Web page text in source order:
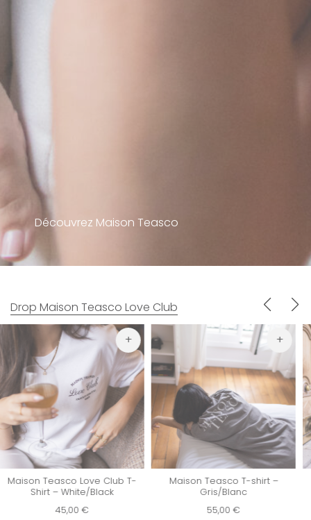
Découvrez Maison Teasco
Drop Maison Teasco Love Club
Maison Teasco Love Club T-
Shirt – White/Black
45,00€
Maison Teasco T-shirt –
Gris/Blanc
55,00€